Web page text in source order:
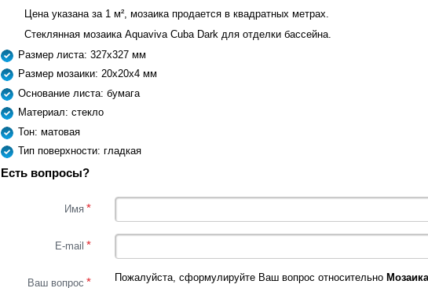
Цена указана за 1 м², мозаика продается в квадратных метрах.
Стеклянная мозаика Aquaviva Cuba Dark для отделки бассейна.
Размер листа: 327x327 мм
Размер мозаики: 20x20х4 мм
Основание листа: бумага
Материал: стекло
Тон: матовая
Тип поверхности: гладкая
Есть вопросы?
Имя *
E-mail *
Ваш вопрос * Пожалуйста, сформулируйте Ваш вопрос относительно